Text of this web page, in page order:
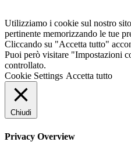
Utilizziamo i cookie sul nostro
pertinente memorizzando le tue
Cliccando su "Accetta tutto"
Puoi però visitare "Impostazioni
controllato.
Cookie Settings Accetta tutto
Chiudi
Privacy Overview